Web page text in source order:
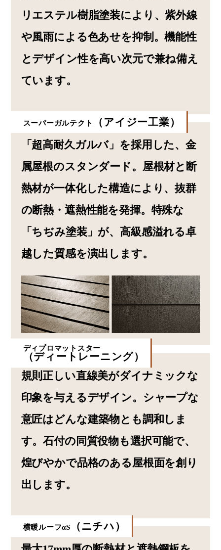
リエステル樹脂塗装により、紫外線
や風雨による色あせを抑制。機能性
とデザイン性を高い次元で兼ね備え
ています。
スーパーガルテクト （アイジー工業）
「超高耐久ガルバ」を採用した、金
属屋根のスタンダード。屋根材と断
熱材が一体化した構造により、抜群
の断熱・遮熱性能を発揮。特殊な
「ちぢみ塗装」が、高級感溢れる卓
越した質感を演出します。
ディプロマットスター
（ディートレーニング）
規則正しい直線美がダイナミックな
印象を与えるデザイン。シャープな
意匠はどんな建築物とも調和しま
す。石付の同質役物も選択可能で、
煌びやかで品格のある屋根面を創り
出します。
横暖ルーフαS （ニチハ）